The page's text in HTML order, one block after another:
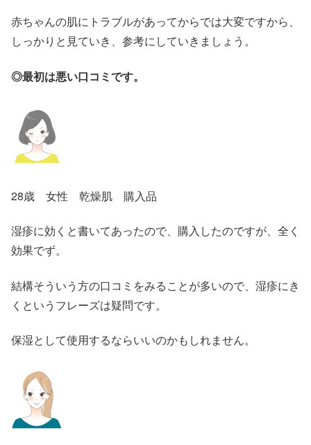
赤ちゃんの肌にトラブルがあってからでは大変ですから、
しっかりと見ていき、参考にしていきましょう。
◎最初は悪い口コミです。
28歳 女性 乾燥肌 購入品
湿疹に効くと書いてあったので、購入したのですが、全く
効果でず。
結構そういう方の口コミをみることが多いので、湿疹にき
くというフレーズは疑問です。
保湿として使用するならいいのかもしれません。